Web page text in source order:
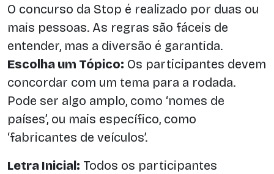
O concurso da Stop é realizado por duas ou
mais pessoas. As regras são fáceis de
entender, mas a diversão é garantida.
Escolha um Tópico: Os participantes devem
concordar com um tema para a rodada.
Pode ser algo amplo, como ‘nomes de
países’, ou mais específico, como
‘fabricantes de veículos’.
Letra Inicial: Todos os participantes